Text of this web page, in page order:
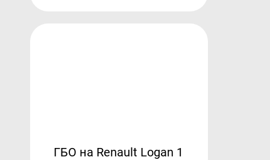
ГБО на Renault Logan 1